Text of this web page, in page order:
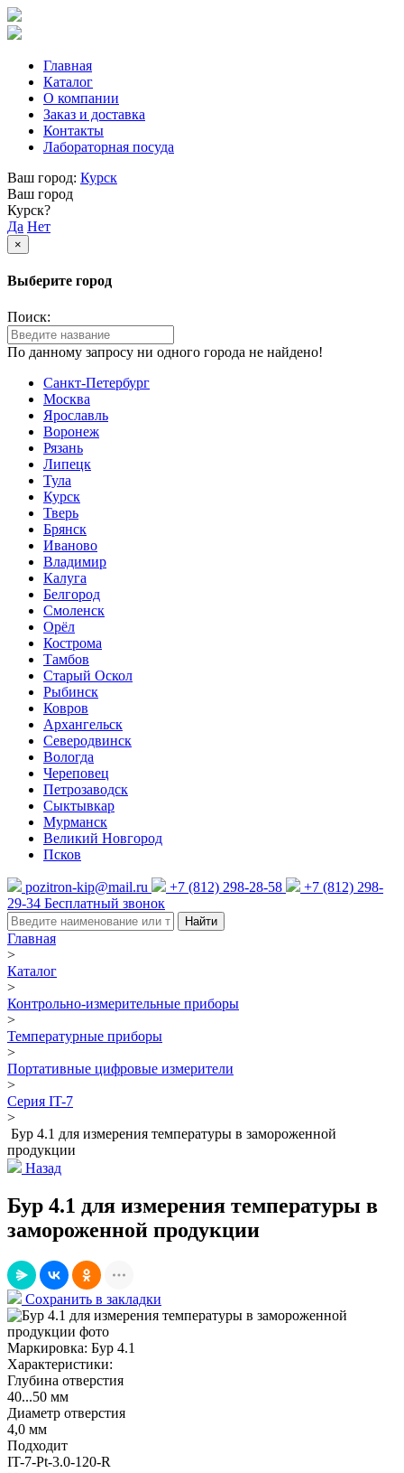
Главная
Каталог
О компании
Заказ и доставка
Контакты
Лабораторная посуда
Ваш город: Курск
Ваш город
Курск?
Да Нет
×
Выберите город
Поиск:
По данному запросу ни одного города не найдено!
Санкт-Петербург
Москва
Ярославль
Воронеж
Рязань
Липецк
Тула
Курск
Тверь
Брянск
Иваново
Владимир
Калуга
Белгород
Смоленск
Орёл
Кострома
Тамбов
Старый Оскол
Рыбинск
Ковров
Архангельск
Северодвинск
Вологда
Череповец
Петрозаводск
Сыктывкар
Мурманск
Великий Новгород
Псков
pozitron-kip@mail.ru +7 (812) 298-28-58
+7 (812) 298-
29-34 Бесплатный звонок
Найти
Главная
>
Каталог
>
Контрольно-измерительные приборы
>
Температурные приборы
>
Портативные цифровые измерители
>
Серия IT-7
>
Бур 4.1 для измерения температуры в замороженной
продукции
Назад
Бур 4.1 для измерения температуры в
замороженной продукции
Сохранить в закладки
Маркировка: Бур 4.1
Характеристики:
Глубина отверстия
40...50 мм
Диаметр отверстия
4,0 мм
Подходит
IT-7-Pt-3.0-120-R